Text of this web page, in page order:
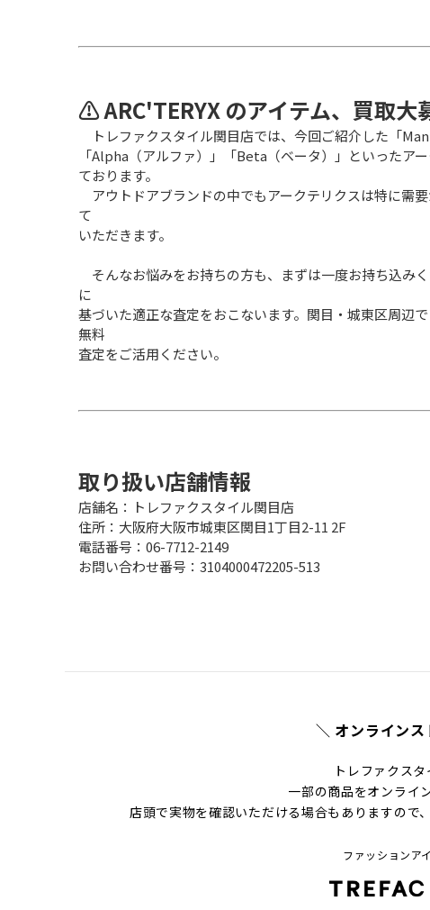
⚠️ ARC'TERYX のアイテム、買取大
トレファクスタイル関目店では、今回ご紹介した「
「Alpha（アルファ）」「Beta（ベータ）」といったア
ております。
アウトドアブランドの中でもアークテリクスは特に需
て
いただきます。
そんなお悩みをお持ちの方も、まずは一度お持ち込み
に
基づいた適正な査定をおこないます。関目・城東区周辺
無料
査定をご活用ください。
取り扱い店舗情報
店舗名：トレファクスタイル関目店
住所：大阪府大阪市城東区関目1丁目2-11 2F
電話番号：06-7712-2149
お問い合わせ番号：3104000472205-513
＼ オンライン
トレファクスタ
一部の商品をオンライ
店頭で実物を確認いただける場合もありますので
ファッションア